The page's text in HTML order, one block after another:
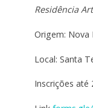
Residência
Origem: Nova
Local: Santa
Inscrições até